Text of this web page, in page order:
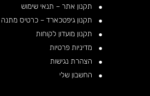
תקנון אתר – תנאי שימוש
תקנון גיפטכארד – כרטיס מתנה
תקנון מועדון לקוחות
מדיניות פרטיות
הצהרת נגישות
החשבון שלי